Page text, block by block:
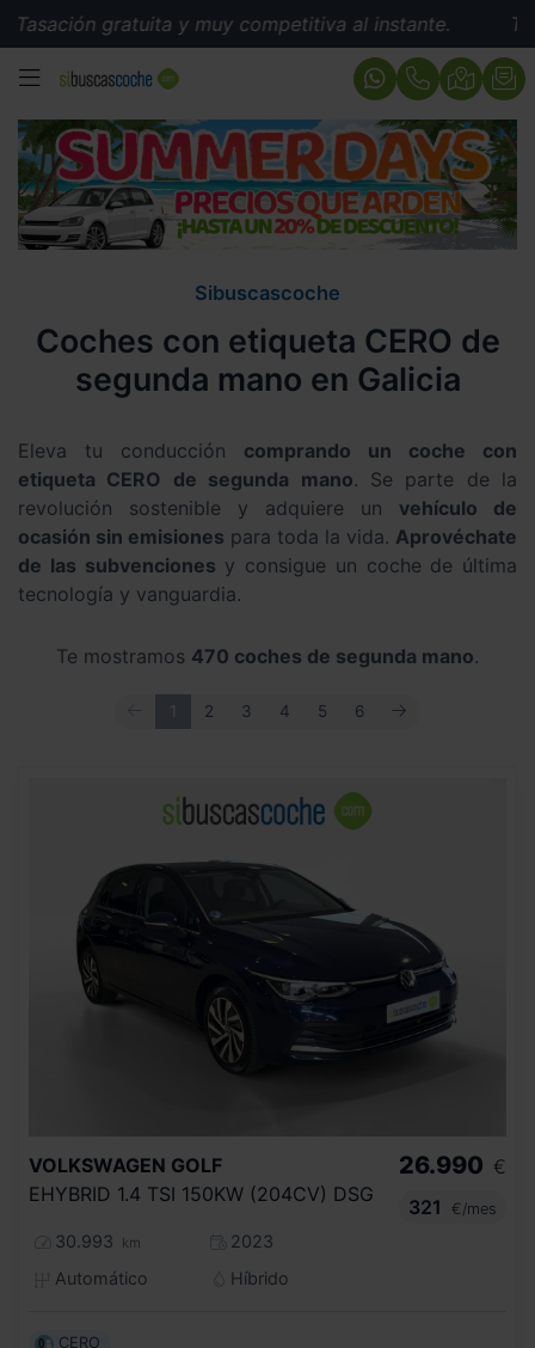
gratuita y muy competitiva al instante. Tasación
MENÚ
Sibuscascoche
Coches con etiqueta CERO de
segunda mano en Galicia
Eleva tu conducción comprando un coche con
etiqueta CERO de segunda mano. Se parte de la
revolución sostenible y adquiere un vehículo de
ocasión sin emisiones para toda la vida. Aprovéchate
de las subvenciones y consigue un coche de última
tecnología y vanguardia.
Te mostramos 470 coches de segunda mano.
ANTERIOR
2 3 4 5 6 SIGUIENTE
VOLKSWAGEN GOLF
EHYBRID 1.4 TSI 150KW (204CV) DSG
30.993 km
2023
Automático
Híbrido
26.990 €
321
€/mes
CERO